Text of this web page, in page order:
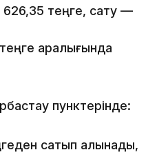
теңге, сату —
аралығында
пунктерінде:
сатып алынады,